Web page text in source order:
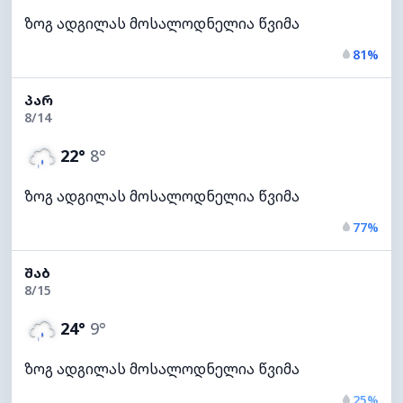
ზოგ ადგილას მოსალოდნელია წვიმა
81%
ᲞᲐᲠ
8/14
22° 8°
ზოგ ადგილას მოსალოდნელია წვიმა
77%
ᲨᲐᲑ
8/15
24° 9°
ზოგ ადგილას მოსალოდნელია წვიმა
25%